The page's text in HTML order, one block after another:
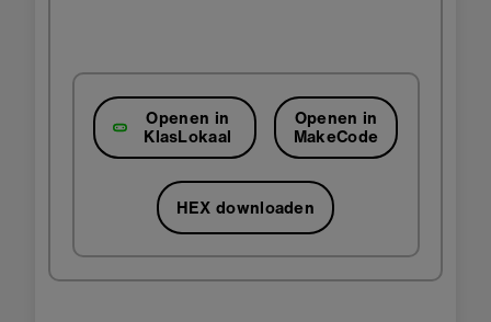
Openen in
KlasLokaal
Openen in
MakeCode
HEX downloaden